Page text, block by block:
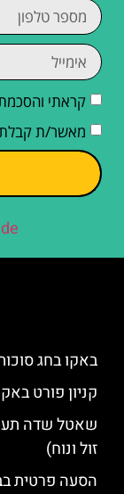
קראתי
מאשר/ת קבלת
באקו בחג
קניון פורט
שאטל שדה
זול ונוח)
הסעה פרטית